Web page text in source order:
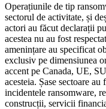
Operațiunile de tip
sectorul de activitate, și
actori au făcut declarații
acestea nu au fost
amenințare au specificat
exclusiv pe dimensiunea
accent pe Canada, UE,
acesteia. Șase sectoare
incidentele ransomware,
construcții, servicii